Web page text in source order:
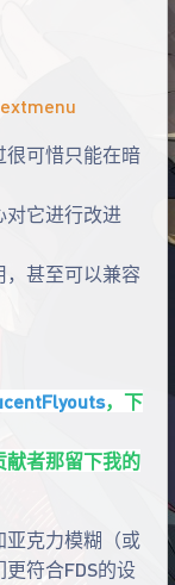
很可惜只能在暗
对它进行改进
甚至可以兼容
，下
献者那留下我的
亚克力模糊（或
符合FDS的设